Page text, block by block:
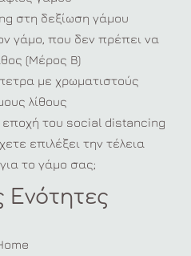
στη δεξίωση γάμου
γάμο, που δεν πρέπει να
(Μέρος Β)
με χρωματιστούς
λίθους
εποχή του social distancing
επιλέξει την τέλεια
το γάμο σας;
Ενότητες